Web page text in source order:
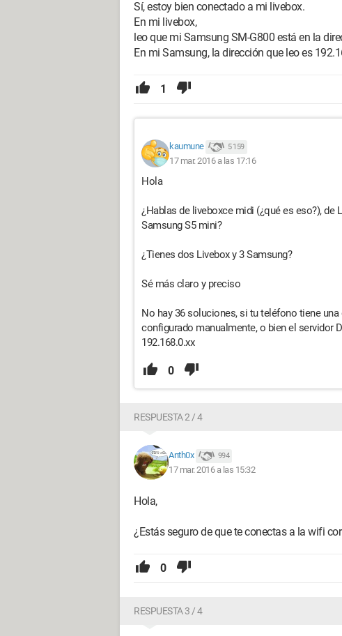
Sí, estoy bien conectado a mi livebox.
En mi livebox,
leo que mi Samsung SM-G800 está en la
En mi Samsung, la dirección que leo es
1
kaumune 5 159
17 mar. 2016 a las 17:16
Hola
¿Hablas de liveboxce midi (¿qué es eso?), de
Samsung S5 mini?
¿Tienes dos Livebox y 3 Samsung?
Sé más claro y preciso
No hay 36 soluciones, si tu teléfono tiene
configurado manualmente, o bien el servidor
192.168.0.xx
0
RESPUESTA 2 / 4
Anth0x 994
17 mar. 2016 a las 15:32
Hola,
¿Estás seguro de que te conectas a la wifi
0
RESPUESTA 3 / 4